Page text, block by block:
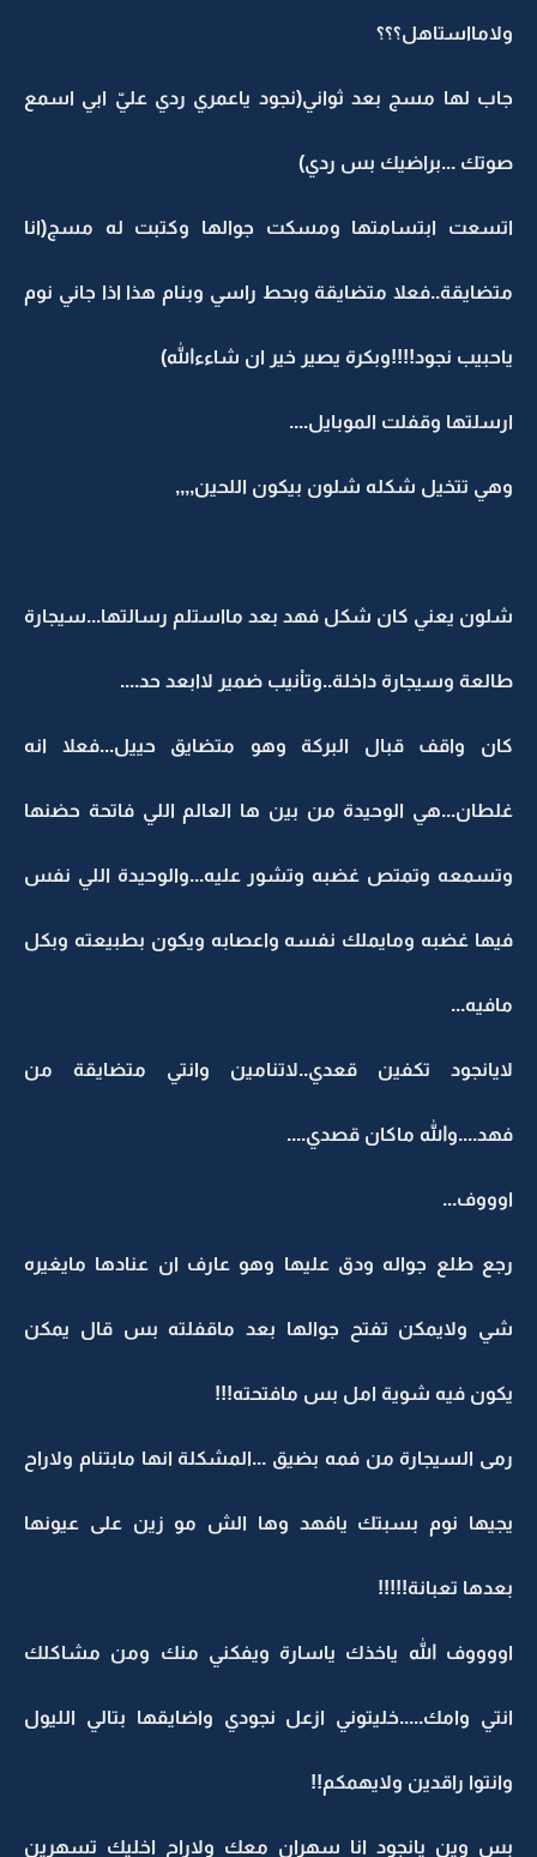
ولامااستاهل؟؟؟
جاب لها مسج بعد ثواني(نجود ياعمري ردي عليّ ابي اسمع
صوتك ...براضيك بس ردي)
اتسعت ابتسامتها ومسكت جوالها وكتبت له مسج(انا
متضايقة..فعلا متضايقة وبحط راسي وبنام هذا اذا جاني نوم
ياحبيب نجود!!!!وبكرة يصير خير ان شاءءالله)
ارسلتها وقفلت الموبايل....
وهي تتخيل شكله شلون بيكون اللحين,,,,
شلون يعني كان شكل فهد بعد مااستلم رسالتها...سيجارة
طالعة وسيجارة داخلة..وتاْنيب ضمير لاابعد حد....
كان واقف قبال البركة وهو متضايق حييل...فعلا انه
غلطان...هي الوحيدة من بين ها العالم اللي فاتحة حضنها
وتسمعه وتمتص غضبه وتشور عليه...والوحيدة اللي نفس
فيها غضبه ومايملك نفسه واعصابه ويكون بطبيعته وبكل
مافيه...
لايانجود تكفين قعدي..لاتنامين وانتي متضايقة من
فهد....والله ماكان قصدي....
اوووف...
رجع طلع جواله ودق عليها وهو عارف ان عنادها مايغيره
شي ولايمكن تفتح جوالها بعد ماقفلته بس قال يمكن
يكون فيه شوية امل بس مافتحته!!!
رمى السيجارة من فمه بضيق ...المشكلة انها مابتنام ولاراح
يجيها نوم بسبتك يافهد وها الش مو زين على عيونها
بعدها تعبانة!!!!!
اووووف الله ياخذك ياسارة ويفكني منك ومن مشاكلك
انتي وامك.....خليتوني ازعل نجودي واضايقها بتالي الليول
وانتوا راقدين ولايهمكم!!
بس وين يانجود انا سهران معك ولاراح اخليك تسهرين